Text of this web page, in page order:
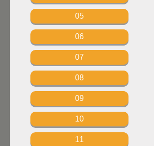
05
06
07
08
09
10
11